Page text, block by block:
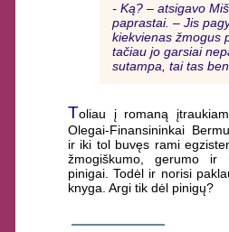
- Ką? – atsigavo
paprastai. – Jis
kiekvienas žmogus
tačiau jo garsiai
sutampa, tai tas
Toliau į romaną
Olegai-Finansininkai
ir iki tol buvęs rami
žmogiškumo, gerumo
pinigai. Todėl ir norisi
knyga. Argi tik dėl pinigų?